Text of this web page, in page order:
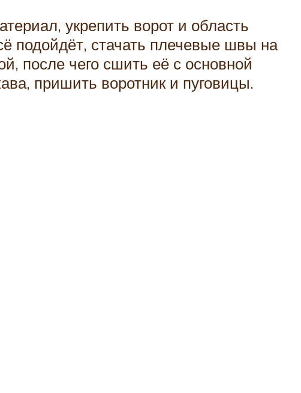
укрепить ворот и область
подойдёт, стачать плечевые швы на
после чего сшить её с основной
пришить воротник и пуговицы.